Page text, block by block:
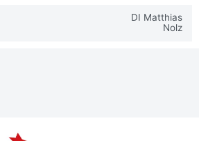
DI Matthias
Nolz